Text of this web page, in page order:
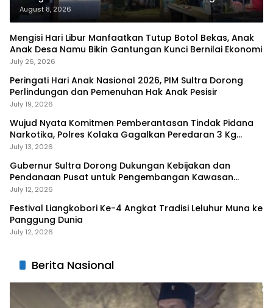
Transaksi Digital
August 8, 2026
Mengisi Hari Libur Manfaatkan Tutup Botol Bekas, Anak
Anak Desa Namu Bikin Gantungan Kunci Bernilai Ekonomi
July 26, 2026
Peringati Hari Anak Nasional 2026, PIM Sultra Dorong
Perlindungan dan Pemenuhan Hak Anak Pesisir
July 19, 2026
Wujud Nyata Komitmen Pemberantasan Tindak Pidana
Narkotika, Polres Kolaka Gagalkan Peredaran 3 Kg
Sabu-Sabu
July 13, 2026
Gubernur Sultra Dorong Dukungan Kebijakan dan
Pendanaan Pusat untuk Pengembangan Kawasan
Liangkobhori
July 12, 2026
Festival Liangkobori Ke-4 Angkat Tradisi Leluhur Muna ke
Panggung Dunia
July 12, 2026
Berita Nasional